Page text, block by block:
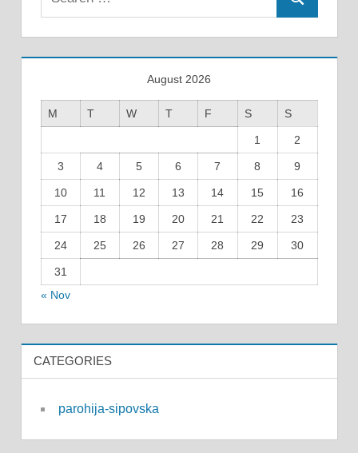
Search
August 2026
M T W T F S S
1 2
3 4 5 6 7 8 9
10 11 12 13 14 15 16
17 18 19 20 21 22 23
24 25 26 27 28 29 30
31
« Nov
CATEGORIES
parohija-sipovska